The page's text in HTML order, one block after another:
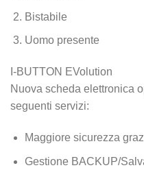
Bistabile
Uomo presente
I-BUTTON EVolution
Nuova scheda elettronica
seguenti servizi:
Maggiore sicurezza
Gestione BACKUP/